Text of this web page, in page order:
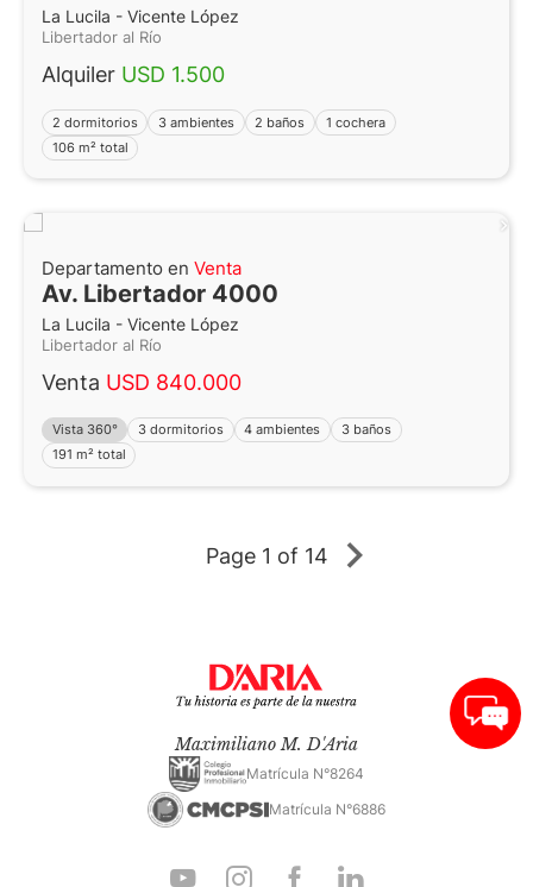
La Lucila - Vicente López
Libertador al Río
Alquiler USD 1.500
2 dormitorios 3 ambientes 2 baños
1 cochera
106 m² total
Departamento en Venta
Av. Libertador 4000
La Lucila - Vicente López
Libertador al Río
Venta USD 840.000
Vista 360° 3 dormitorios 4 ambientes
3 baños
191 m² total
Page 1 of 14
Maximiliano M. D'Aria
Matrícula N°8264
Matrícula N°6886